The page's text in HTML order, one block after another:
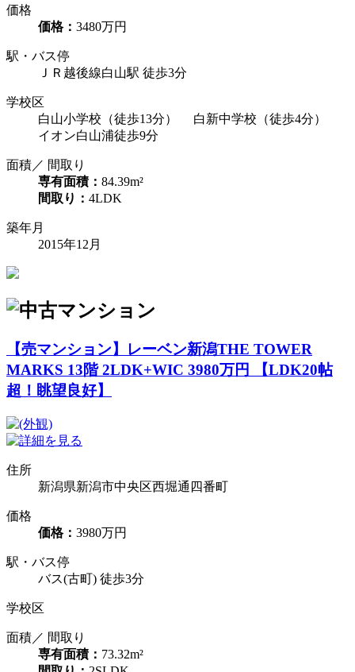
価格
価格： 3480万円
駅・バス停
ＪＲ越後線白山駅 徒歩3分
学校区
白山小学校（徒歩13分） 白新中学校（徒歩4分）
イオン白山浦徒歩9分
面積／ 間取り
専有面積： 84.39m²
間取り： 4LDK
築年月
2015年12月
【売マンション】レーベン新潟THE TOWER
MARKS 13階 2LDK+WIC 3980万円 【LDK20帖
超！眺望良好】
住所
新潟県新潟市中央区西堀通四番町
価格
価格： 3980万円
駅・バス停
バス(古町) 徒歩3分
学校区
面積／ 間取り
専有面積： 73.32m²